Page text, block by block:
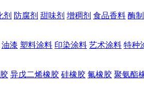
剂 防腐剂 甜味剂 增稠剂 食品香料 酶
油漆 塑料涂料 印染涂料 艺术涂料 特种
异戊二烯橡胶 硅橡胶 氟橡胶 聚氨酯